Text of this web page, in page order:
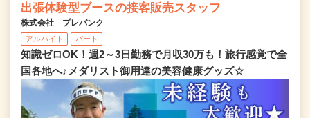
出張体験型ブースの接客販売スタッフ
株式会社 プレバンク
アルバイト パート
知識ゼロOK！週2～3日勤務で月収30万も！旅行感覚で全
国各地へ♪メダリスト御用達の美容健康グッズ☆